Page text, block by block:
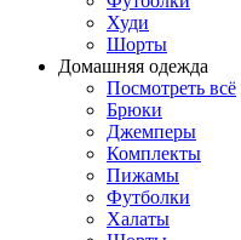
Худи
Шорты
Домашняя одежда
Посмотреть всё
Брюки
Джемперы
Комплекты
Пижамы
Футболки
Халаты